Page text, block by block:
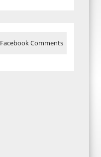
Facebook Comments